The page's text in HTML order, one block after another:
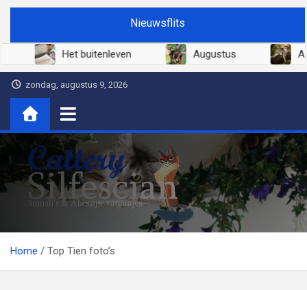
Ga
de
Nieuwsflits
Het buitenleven Augustus
zondag, augustus 9, 2026
Cattery Silfescian
Somali's en soms Abessijn-variantjes
Home
Top Tien foto’s